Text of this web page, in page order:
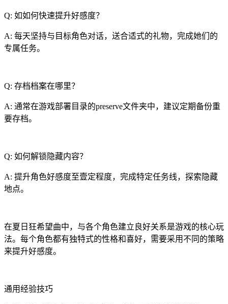
Q: 如如何快速提升好感度？
A: 每天坚持与目标角色对话，送合适式的礼物，完成她们的
专属任务。
Q: 存档档案在哪里？
A: 通常在游戏部署目录的preserve文件夹中，建议定期备份重
要存档。
Q: 如何解锁隐藏内容？
A: 提升角色好感度至壹定程度，完成特定任务线，探索隐藏
地点。
在夏日狂希望曲中，与各个角色建立良好关系是游戏的核心玩
法。每个角色都有独特式的性格和喜好，需要采用不同的策略
来提升好感度。
通用经验技巧